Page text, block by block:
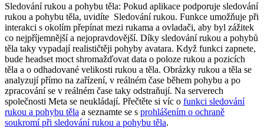
Sledování rukou a pohybu těla: Pokud aplikace podporuje sledování
rukou a pohybu těla, uvidíte Sledování rukou. Funkce umožňuje při
interakci s okolím přepínat mezi rukama a ovladači, aby byl zážitek
co nejpříjemnější a nejopravdovější. Díky sledování rukou a pohybů
těla taky vypadají realističtěji pohyby avatara. Když funkci zapnete,
bude headset moct shromažďovat data o poloze rukou a pozicích
těla a o odhadované velikosti rukou a těla. Obrázky rukou a těla se
analyzují přímo na zařízení, v reálném čase během pohybu a po
zpracování se v reálném čase taky odstraňují. Na serverech
společnosti Meta se neukládají. Přečtěte si víc o funkci sledování
rukou a pohybu těla a seznamte se s prohlášením o ochraně
soukromí při sledování rukou a pohybu těla.